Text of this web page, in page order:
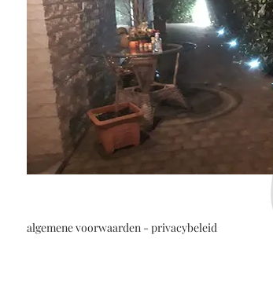
algemene voorwaarden - privacybeleid